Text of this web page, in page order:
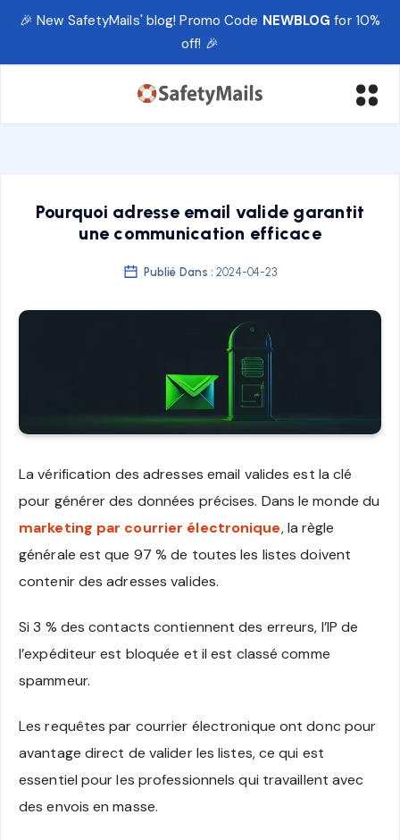
🎉 New SafetyMails' blog! Promo Code NEWBLOG for 10%
off! 🎉
Pourquoi adresse email valide garantit
une communication efficace
Publié Dans : 2024-04-23
La vérification des adresses email valides est la clé
pour générer des données précises. Dans le monde du
marketing par courrier électronique, la règle
générale est que 97 % de toutes les listes doivent
contenir des adresses valides.
Si 3 % des contacts contiennent des erreurs, l’IP de
l’expéditeur est bloquée et il est classé comme
spammeur.
Les requêtes par courrier électronique ont donc pour
avantage direct de valider les listes, ce qui est
essentiel pour les professionnels qui travaillent avec
des envois en masse.